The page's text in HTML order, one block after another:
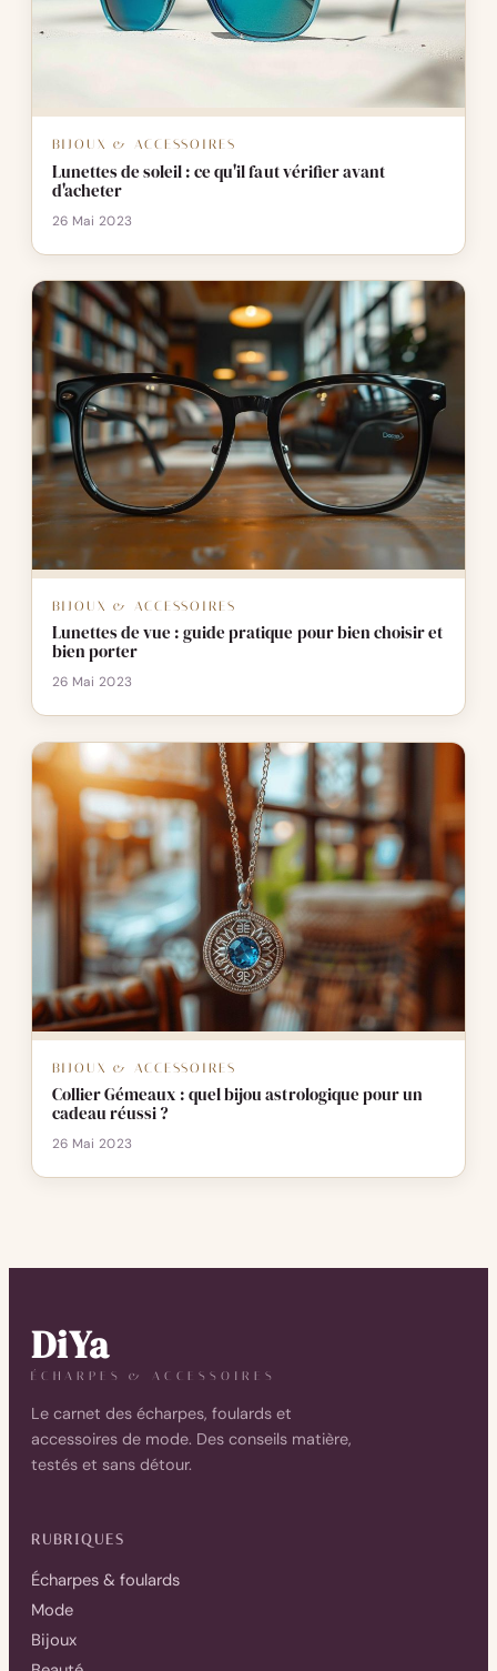
BIJOUX & ACCESSOIRES
Lunettes de soleil : ce qu'il faut vérifier avant
d'acheter
26 Mai 2023
BIJOUX & ACCESSOIRES
Lunettes de vue : guide pratique pour bien choisir et
bien porter
26 Mai 2023
BIJOUX & ACCESSOIRES
Collier Gémeaux : quel bijou astrologique pour un
cadeau réussi ?
26 Mai 2023
DiYa
ÉCHARPES & ACCESSOIRES
Le carnet des écharpes, foulards et
accessoires de mode. Des conseils matière,
testés et sans détour.
RUBRIQUES
Écharpes & foulards
Mode
Bijoux